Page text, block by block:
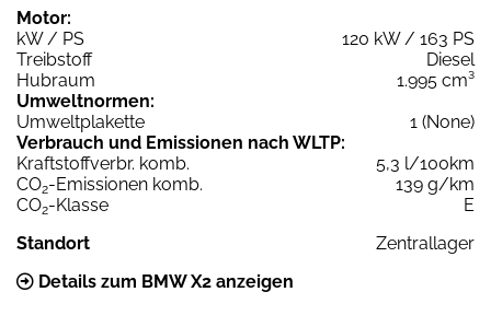
Motor:
kW / PS
120 kW / 163 PS
Treibstoff
Diesel
Hubraum
1.995 cm³
Umweltnormen:
Umweltplakette
1 (None)
Verbrauch und Emissionen nach WLTP:
Kraftstoffverbr. komb.
5,3 l/100km
CO2-Emissionen komb.
139 g/km
CO2-Klasse
E
Standort
Zentrallager
Details zum BMW X2 anzeigen